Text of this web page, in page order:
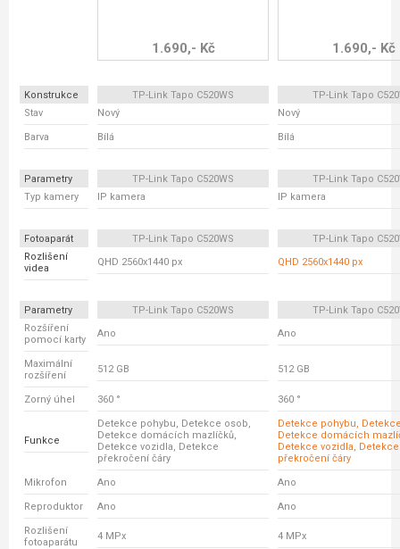
1.690,- Kč 1.690,- Kč
Konstrukce TP-Link Tapo C520WS
TP-Link Tapo
Stav
Nový Nový
Barva Bílá Bílá
Parametry TP-Link Tapo C520WS
TP-Link Tapo
Typ kamery
IP kamera IP kamera
Fotoaparát TP-Link Tapo C520WS
TP-Link Tapo
Rozlišení
videa
QHD 2560x1440 px QHD 2560x1440 px
Parametry TP-Link Tapo C520WS
TP-Link Tapo
Rozšíření
pomocí karty
Ano Ano
Maximální
rozšíření
512 GB 512 GB
Zorný úhel 360 ° 360 °
Funkce
Detekce pohybu, Detekce osob,
Detekce domácích mazlíčků,
Detekce vozidla, Detekce
překročení čáry
Detekce pohybu,
Detekce domácích
Detekce vozidla, Detekce
překročení čáry
Mikrofon Ano Ano
Reproduktor Ano Ano
Rozlišení
fotoaparátu
4 MPx 4 MPx